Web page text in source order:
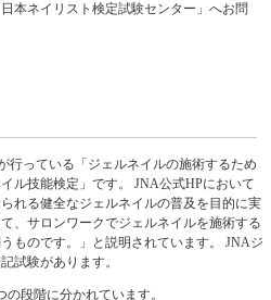
本ネイリスト検定試験センター」へお問
行っている「ジェルネイルの施術するため
ル技能検定」です。 JNA公式HPにおいて
れる健全なジェルネイルの普及を目的に実
、サロンワークでジェルネイルを施術する
ものです。」と説明されています。 JNAジ
試験があります。
の段階に分かれています。